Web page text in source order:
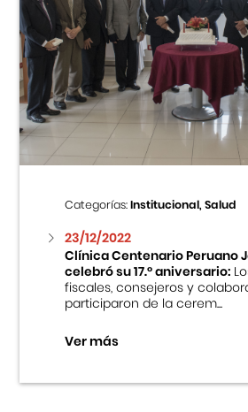
Categorías:Institucional, Salud
23/12/2022
Clínica Centenario Peruano
celebró su 17.° aniversario:
fiscales, consejeros y
participaron de la cerem...
Ver más